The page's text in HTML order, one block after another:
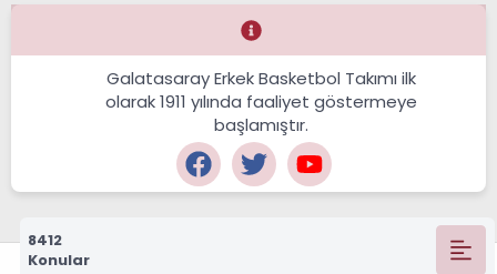
Galatasaray Erkek Basketbol Takımı ilk
olarak 1911 yılında faaliyet göstermeye
başlamıştır.
8412
Konular